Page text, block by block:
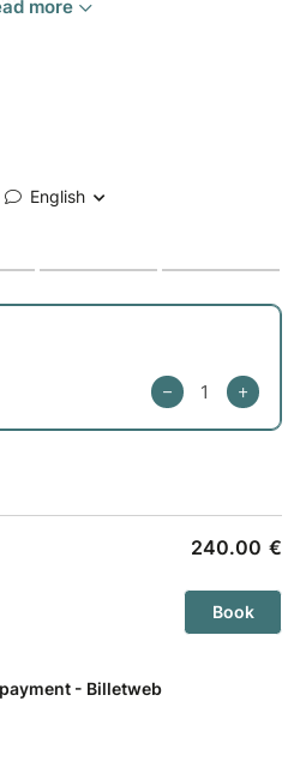
à faire émerger un modèle
de mieux
d’identifier des
du champ à
un facilitateur formé, pour
more